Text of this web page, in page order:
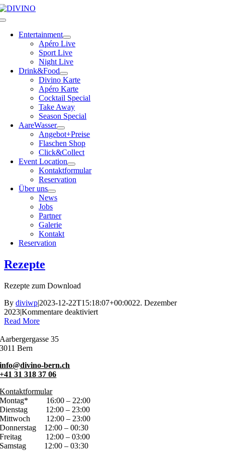
Skip
to
Toggle
NavigationEntertainment
Apéro Live
Sport Live
Night Live
Drink&Food
Divino Karte
Apéro Karte
Cocktail Special
Take Away
Season Special
AareWasser
Angebot+Preise
Flaschen Shop
Click&Collect
Event Location
Kontaktformular
Reservation
Über uns
News
Jobs
Partner
Galerie
Kontakt
Reservation
Rezepte
Rezepte zum Download
By diviwp|2023-12-22T15:18:07+00:0022. Dezember
2023|Kommentare deaktiviertfür
Read More
Aarbergergasse 35
3011 Bern
info@divino-bern.ch
+41 31 318 37 06
Kontaktformular
Montag*
16:00 – 22:00
Dienstag
12:00 – 23:00
Mittwoch
12:00 – 23:00
Donnerstag
12:00 – 00:30
Freitag
12:00 – 03:00
Samstag
12:00 – 03:30